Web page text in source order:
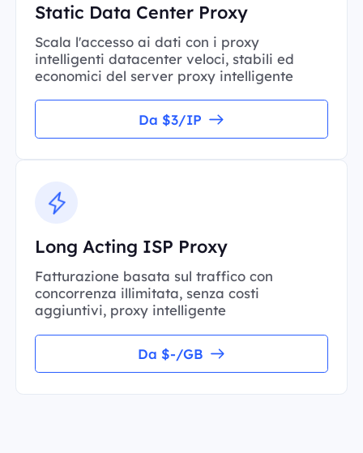
Static Data Center Proxy
Scala l'accesso ai dati con i proxy
intelligenti datacenter veloci, stabili ed
economici del server proxy intelligente
Da $3/IP
Long Acting ISP Proxy
Fatturazione basata sul traffico con
concorrenza illimitata, senza costi
aggiuntivi, proxy intelligente
Da $-/GB